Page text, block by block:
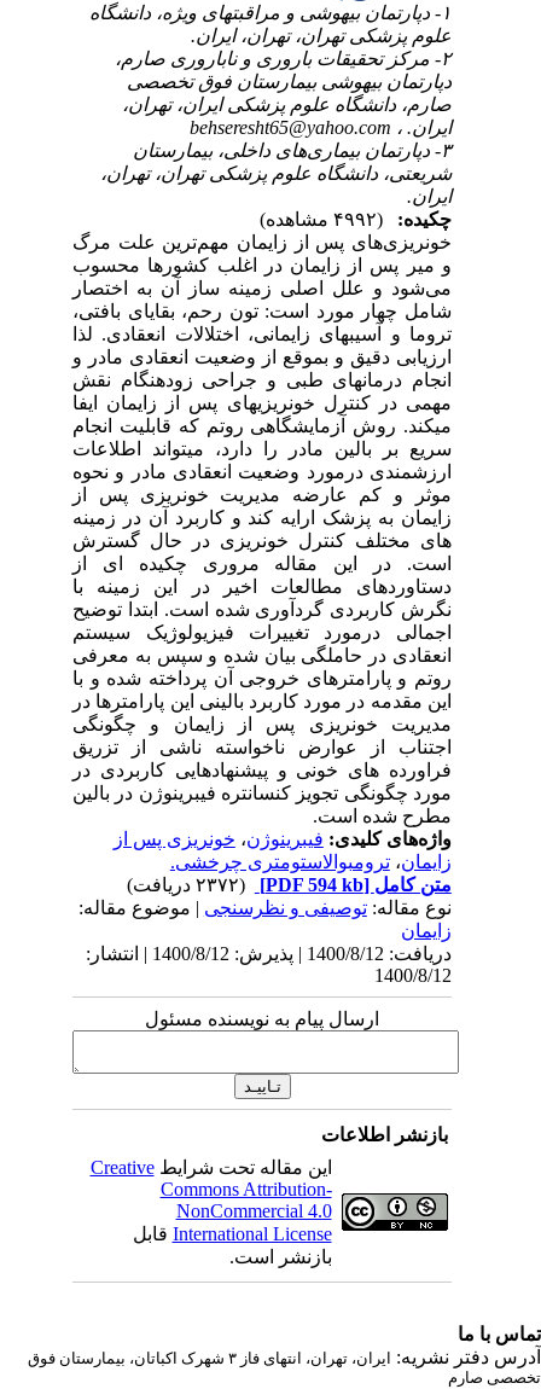
۱- دپارتمان بیهوشی و مراقبتهای ویژه، دانشگاه
علوم پزشکی تهران، تهران، ایران.
۲- مرکز تحقیقات باروری و ناباروری صارم،
دپارتمان بیهوشی بیمارستان فوق تخصصی
صارم، دانشگاه علوم پزشکی ایران، تهران،
ایران. ، behseresht65@yahoo.com
۳- دپارتمان بیماری‌های داخلی، بیمارستان
شریعتی، دانشگاه علوم پزشکی تهران، تهران،
ایران.
چکیده:
خونریزی‌های پس از زایمان مهم‌ترین علت مرگ
و میر پس از زایمان در اغلب کشورها محسوب
می‌شود و علل اصلی زمینه ساز آن به اختصار
شامل چهار مورد است: تون رحم، بقایای بافتی،
تروما و آسیبهای زایمانی، اختلالات انعقادی. لذا
ارزیابی دقیق و بموقع از وضعیت انعقادی مادر و
انجام درمانهای طبی و جراحی زودهنگام نقش
مهمی در کنترل خونریزیهای پس از زایمان ایفا
میکند. روش آزمایشگاهی روتم که قابلیت انجام
سریع بر بالین مادر را دارد، میتواند اطلاعات
ارزشمندی درمورد وضعیت انعقادی مادر و نحوه
موثر و کم عارضه مدیریت خونریزی پس از
زایمان به پزشک ارایه کند و کاربرد آن در زمینه
های مختلف کنترل خونریزی در حال گسترش
است. در این مقاله مروری چکیده ای از
دستاوردهای مطالعات اخیر در این زمینه با
نگرش کاربردی گردآوری شده است. ابتدا توضیح
اجمالی درمورد تغییرات فیزیولوژیک سیستم
انعقادی در حاملگی بیان شده و سپس به معرفی
روتم و پارامترهای خروجی آن پرداخته شده و با
این مقدمه در مورد کاربرد بالینی این پارامترها در
مدیریت خونریزی پس از زایمان و چگونگی
اجتناب از عوارض ناخواسته ناشی از تزریق
فراورده های خونی و پیشنهادهایی کاربردی در
مورد چگونگی تجویز کنسانتره فیبرینوژن در بالین
مطرح شده است.
واژه‌های کلیدی:فیبرینوژن ،خونریزی پس از
زایمان،ترومبوالاستومتری چرخشی.
متن کامل[PDF 594 kb]
نوع مقاله:توصيفی و نظرسنجی| موضوع مقاله:
زايمان
دریافت: 1400/8/12 | پذیرش: 1400/8/12 | انتشار:
1400/8/12
ارسال پیام به نویسنده مسئول
بازنشر اطلاعات
این مقاله تحت شرایطCreative
Commons Attribution-
NonCommercial 4.0
International Licenseقابل
بازنشر است.
با ما
دفتر نشریه:
ایران، تهران، انتهای فاز ۳ شهرک اکباتان، بیمارستان فوق
صارم